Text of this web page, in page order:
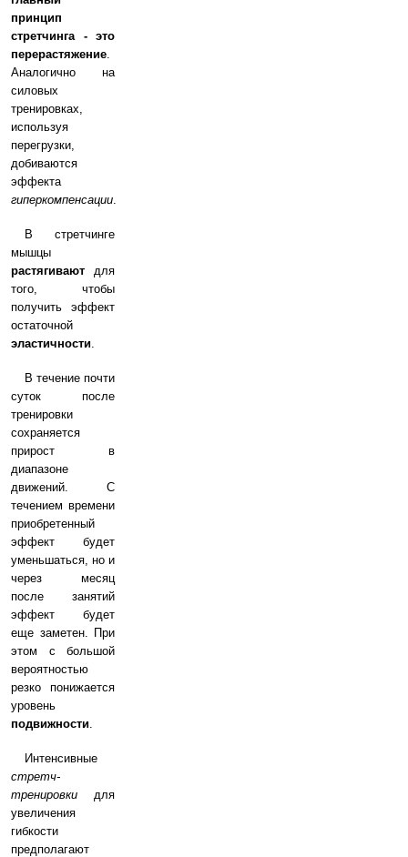
принцип
стретчинга - это
перерастяжение.
Аналогично на
силовых
тренировках,
используя
перегрузки,
добиваются
эффекта
гиперкомпенсации.
В стретчинге
мышцы
растягивают для
того, чтобы
получить эффект
остаточной
эластичности.
В течение почти
суток после
тренировки
сохраняется
прирост в
диапазоне
движений. С
течением времени
приобретенный
эффект будет
уменьшаться, но и
через месяц
после занятий
эффект будет
еще заметен. При
этом с большой
вероятностью
резко понижается
уровень
подвижности.
Интенсивные
стретч-
тренировки для
увеличения
гибкости
предполагают